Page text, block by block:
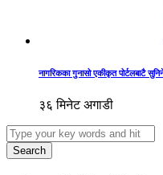
नागरिकका गुनासो एकीकृत पोर्टलबाटै
३६ मिनेट अगाडी
Search